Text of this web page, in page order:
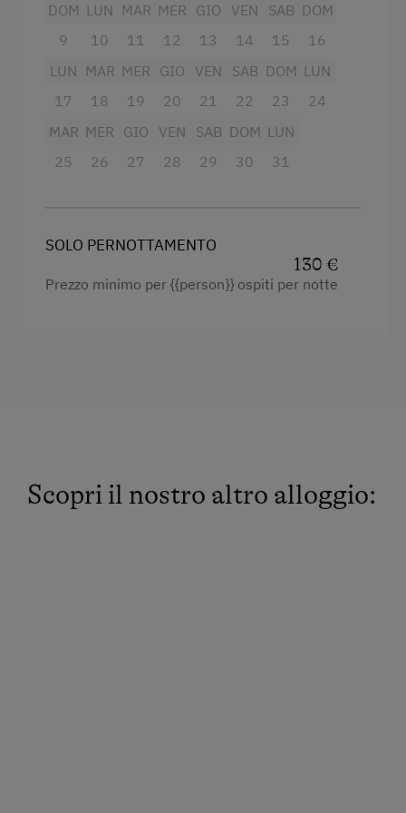
Letto matrimoniale (kingsize)
DOM
9
LUN
10
MAR
11
MER
12
GIO
13
VEN
14
SAB
15
DOM
16
LUN
17
MAR
18
MER
19
GIO
20
VEN
21
SAB
22
DOM
23
LUN
24
MAR
25
MER
26
GIO
27
VEN
28
SAB
29
DOM
30
LUN
31
SOLO PERNOTTAMENTO
130 €
Prezzo minimo per {{person}} ospiti per notte
Scopri il nostro altro alloggio: